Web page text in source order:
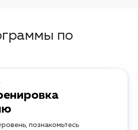
по
познакомьтесь